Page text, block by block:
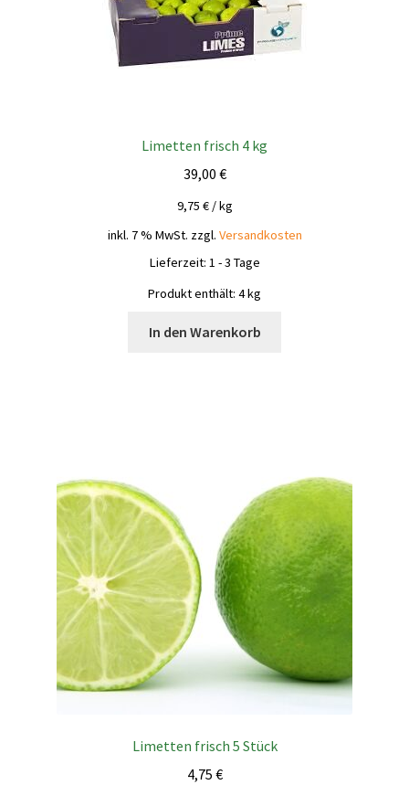
Limetten frisch 4 kg
39,00 €
9,75 €/kg
inkl. 7 % MwSt. zzgl. Versandkosten
Lieferzeit: 1 - 3 Tage
Produkt enthält: 4kg
In den Warenkorb
Limetten frisch 5 Stück
4,75 €